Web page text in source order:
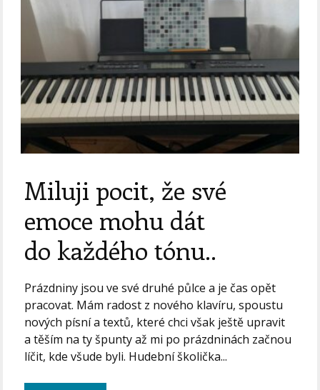
Miluji pocit, že své
emoce mohu dát
do každého tónu..
Prázdniny jsou ve své druhé půlce a je čas opět
pracovat. Mám radost z nového klavíru, spoustu
nových písní a textů, které chci však ještě upravit
a těším na ty špunty až mi po prázdninách začnou
líčit, kde všude byli. Hudební školička...